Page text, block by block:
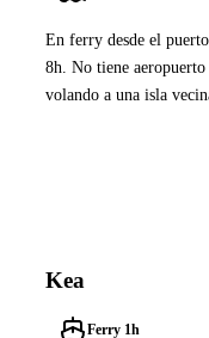
En ferry desde el
8h. No tiene
volando a una isla
Kea
Ferry 1h